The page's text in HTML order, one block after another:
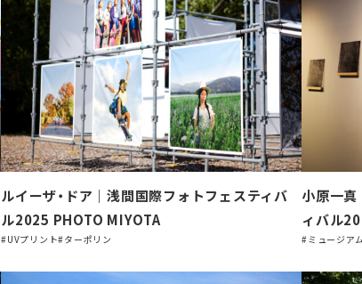
ルイーザ・ドア｜浅間国際フォトフェスティバ
ル2025 PHOTO MIYOTA
#UVプリント#ターポリン
小原一
ィバル
#ミュージア